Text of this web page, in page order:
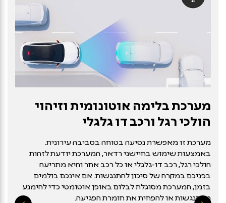
מערכת בלימה אוטונומית וזיהוי
הולכי רגל ורכב דו גלגלי
מערכת זו מאפשרת נסיעה בטוחה בסביבה עירונית.
באמצעות שימוש בחיישני רדאר, המערכת יודעת לזהות
הולכי רגל, רכב דו-גלגלי או כל רכב אחר והיא מתריעה
בפניכם במקרה של סיכון להתנגשות. אם אינכם בולמים
בזמן, המערכת מסוגלת לבלום באופן אוטומטי כדי להימנע
מהתנגשות או להפחית את חומרת הפגיעה.